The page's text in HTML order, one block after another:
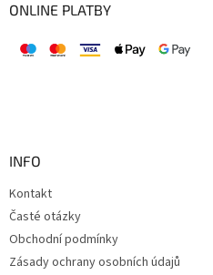
ONLINE PLATBY
INFO
Kontakt
Časté otázky
Obchodní podmínky
Zásady ochrany osobních údajů